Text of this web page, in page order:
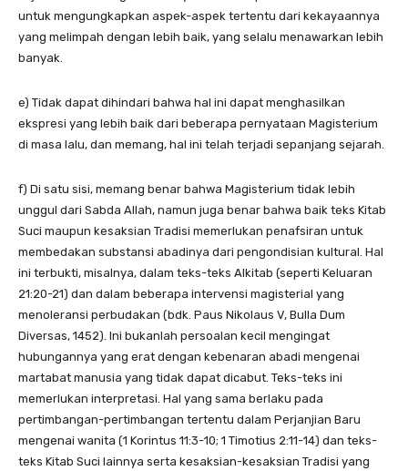
untuk mengungkapkan aspek-aspek tertentu dari kekayaannya
yang melimpah dengan lebih baik, yang selalu menawarkan lebih
banyak.
e) Tidak dapat dihindari bahwa hal ini dapat menghasilkan
ekspresi yang lebih baik dari beberapa pernyataan Magisterium
di masa lalu, dan memang, hal ini telah terjadi sepanjang sejarah.
f) Di satu sisi, memang benar bahwa Magisterium tidak lebih
unggul dari Sabda Allah, namun juga benar bahwa baik teks Kitab
Suci maupun kesaksian Tradisi memerlukan penafsiran untuk
membedakan substansi abadinya dari pengondisian kultural. Hal
ini terbukti, misalnya, dalam teks-teks Alkitab (seperti Keluaran
21:20-21) dan dalam beberapa intervensi magisterial yang
menoleransi perbudakan (bdk. Paus Nikolaus V, Bulla Dum
Diversas, 1452). Ini bukanlah persoalan kecil mengingat
hubungannya yang erat dengan kebenaran abadi mengenai
martabat manusia yang tidak dapat dicabut. Teks-teks ini
memerlukan interpretasi. Hal yang sama berlaku pada
pertimbangan-pertimbangan tertentu dalam Perjanjian Baru
mengenai wanita (1 Korintus 11:3-10; 1 Timotius 2:11-14) dan teks-
teks Kitab Suci lainnya serta kesaksian-kesaksian Tradisi yang